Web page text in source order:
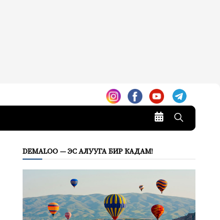
DEMALOO — ЭС АЛУУГА БИР КАДАМ!